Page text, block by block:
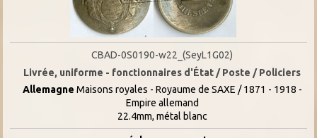
CBAD-0S0190-w22_(SeyL1G02)
Livrée, uniforme - fonctionnaires d'État / Poste / Policiers
Allemagne Maisons royales - Royaume de SAXE / 1871 - 1918 -
Empire allemand
22.4mm, métal blanc